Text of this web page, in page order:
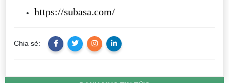
https://subasa.com/
Chia sẻ: